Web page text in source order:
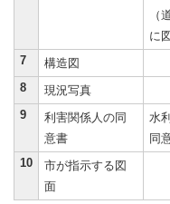
（
に
7
構造図
8
現況写真
9
利害関係人の同
意書
水
同
10
市が指示する図
面